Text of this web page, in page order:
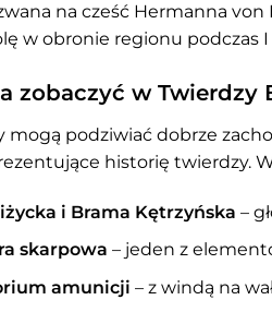
na cześć Hermanna
w obronie regionu podczas
zobaczyć w Twierdzy
mogą podziwiać dobrze
historię twierdzy.
i Brama Kętrzyńska –
skarpowa – jeden z
amunicji – z windą na